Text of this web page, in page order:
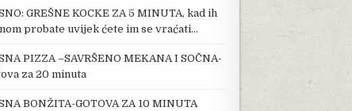
GREŠNE KOCKE ZA 5 MINUTA, kad ih
probate uvijek ćete im se vraćati…
PIZZA –SAVRŠENO MEKANA I SOČNA-
za 20 minuta
BONŽITA-GOTOVA ZA 10 MINUTA